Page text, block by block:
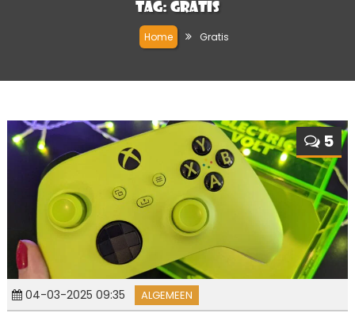
Tag: Gratis
Home Gratis
5
04-03-2025 09:35 ALGEMEEN